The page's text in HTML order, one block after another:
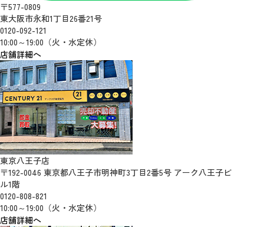
〒577-0809
東大阪市永和1丁目26番21号
0120-092-121
10:00～19:00（火・水定休）
店舗詳細へ
東京八王子店
〒192-0046 東京都八王子市明神町3丁目2番5号 アーク八王子ビ
ル1階
0120-808-821
10:00～19:00（火・水定休）
店舗詳細へ